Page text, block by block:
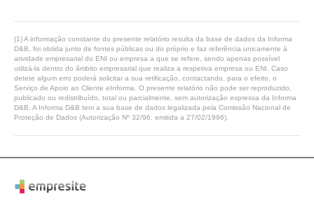
(1) A informação constante do presente relatório resulta da base de dados da Informa
D&B, foi obtida junto de fontes públicas ou do próprio e faz referência unicamente à
atividade empresarial do ENI ou empresa a que se refere, sendo apenas possível
utilizá-la dentro do âmbito empresarial que realiza a respetiva empresa ou ENI. Caso
detete algum erro poderá solicitar a sua retificação, contactando, para o efeito, o
Serviço de Apoio ao Cliente eInforma. O presente relatório não pode ser reproduzido,
publicado ou redistribuído, total ou parcialmente, sem autorização expressa da Informa
D&B. A Informa D&B tem a sua base de dados legalizada pela Comissão Nacional de
Proteção de Dados (Autorização Nº 32/96, emitida a 27/02/1996).